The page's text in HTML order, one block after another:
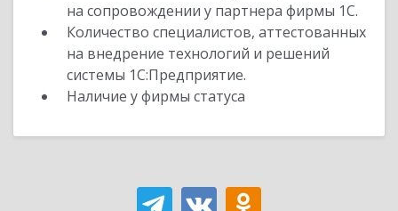
на сопровождении у партнера фирмы 1С.
Количество специалистов, аттестованных
на внедрение технологий и решений
системы 1С:Предприятие.
Наличие у фирмы статуса